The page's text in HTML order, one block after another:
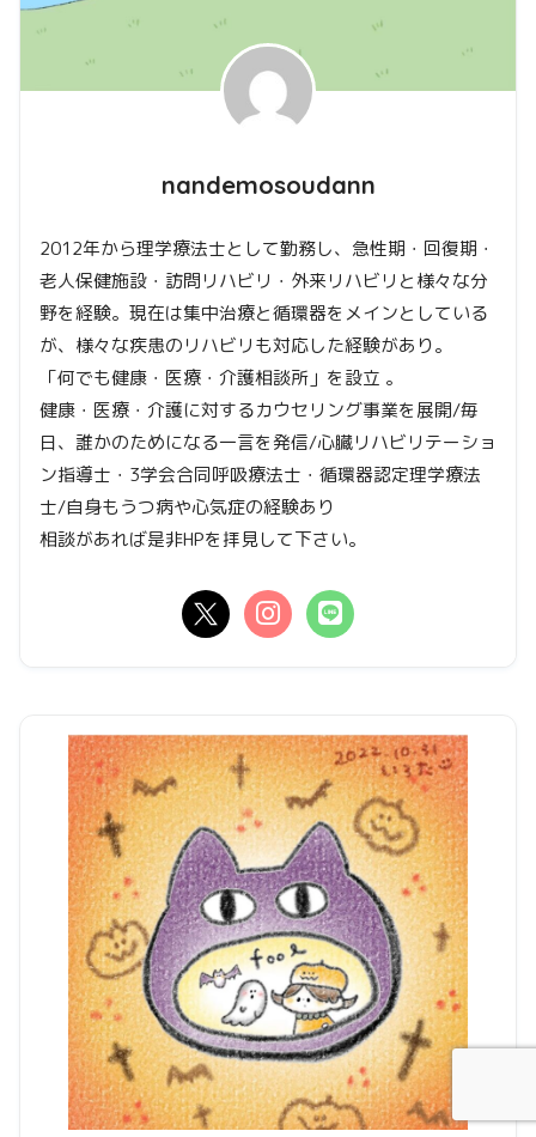
nandemosoudann
2012年から理学療法士として勤務し、急性期・回復期・
老人保健施設・訪問リハビリ・外来リハビリと様々な分
野を経験。現在は集中治療と循環器をメインとしている
が、様々な疾患のリハビリも対応した経験があり。
「何でも健康・医療・介護相談所」を設立 。
健康・医療・介護に対するカウセリング事業を展開/毎
日、誰かのためになる一言を発信/心臓リハビリテーショ
ン指導士・3学会合同呼吸療法士・循環器認定理学療法
士/自身もうつ病や心気症の経験あり
相談があれば是非HPを拝見して下さい。